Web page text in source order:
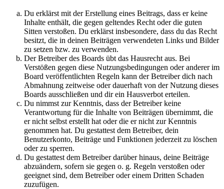
Du erklärst mit der Erstellung eines Beitrags, dass er keine
Inhalte enthält, die gegen geltendes Recht oder die guten
Sitten verstoßen. Du erklärst insbesondere, dass du das Recht
besitzt, die in deinen Beiträgen verwendeten Links und Bilder
zu setzen bzw. zu verwenden.
Der Betreiber des Boards übt das Hausrecht aus. Bei
Verstößen gegen diese Nutzungsbedingungen oder anderer im
Board veröffentlichten Regeln kann der Betreiber dich nach
Abmahnung zeitweise oder dauerhaft von der Nutzung dieses
Boards ausschließen und dir ein Hausverbot erteilen.
Du nimmst zur Kenntnis, dass der Betreiber keine
Verantwortung für die Inhalte von Beiträgen übernimmt, die
er nicht selbst erstellt hat oder die er nicht zur Kenntnis
genommen hat. Du gestattest dem Betreiber, dein
Benutzerkonto, Beiträge und Funktionen jederzeit zu löschen
oder zu sperren.
Du gestattest dem Betreiber darüber hinaus, deine Beiträge
abzuändern, sofern sie gegen o. g. Regeln verstoßen oder
geeignet sind, dem Betreiber oder einem Dritten Schaden
zuzufügen.